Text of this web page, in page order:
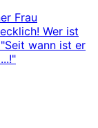
Frau
Wer ist
wann ist er